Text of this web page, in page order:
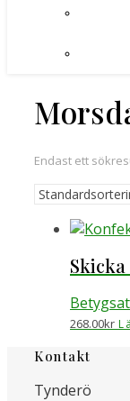
Endast ett
268.00kr
Kontakt
Tynderö